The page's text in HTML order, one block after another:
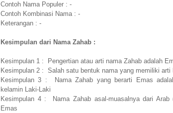
Contoh Nama Populer : -
Contoh Kombinasi Nama : -
Keterangan : -
Kesimpulan dari Nama Zahab :
Kesimpulan 1 : Pengertian atau arti nama Zahab adalah
Kesimpulan 2 : Salah satu bentuk nama yang memiliki
Kesimpulan 3 : Nama Zahab yang berarti Emas
kelamin Laki-Laki
Kesimpulan 4 : Nama Zahab asal-muasalnya dari Arab
Emas